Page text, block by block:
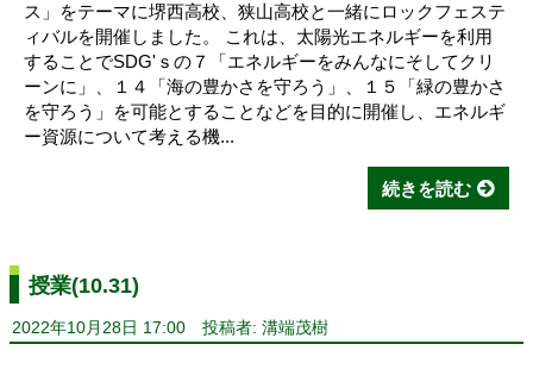
ス」をテーマに堺西高校、狭山高校と一緒にロックフェステ
ィバルを開催しました。 これは、太陽光エネルギーを利用
することでSDG'ｓの７「エネルギーをみんなにそしてクリ
ーンに」、１４「海の豊かさを守ろう」、１５「緑の豊かさ
を守ろう」を可能とすることなどを目的に開催し、エネルギ
ー資源について考える機...
続きを読む
授業(10.31)
2022年10月28日 17:00 投稿者: 溝端茂樹